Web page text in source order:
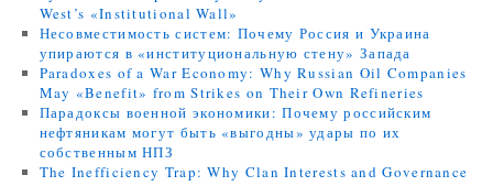
West’s «Institutional Wall»
Несовместимость систем: Почему Россия и Украина
упираются в «институциональную стену» Запада
Paradoxes of a War Economy: Why Russian Oil Companies
May «Benefit» from Strikes on Their Own Refineries
Парадоксы военной экономики: Почему российским
нефтяникам могут быть «выгодны» удары по их
собственным НПЗ
The Inefficiency Trap: Why Clan Interests and Governance